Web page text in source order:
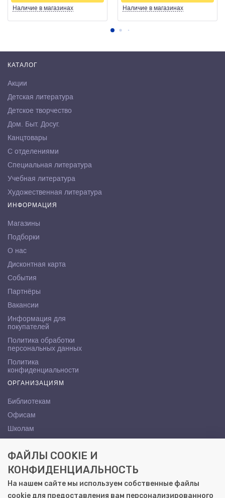
Наличие в магазинах Наличие в магазинах
КАТАЛОГ
Акции
Детская литература
Детское творчество
Дом. Быт. Досуг.
Канцтовары
С отделениями
Специальная литература
Учебная литература
Художественная литература
ИНФОРМАЦИЯ
Магазины
Подборки
О нас
Дисконтная карта
События
Партнёры
Вакансии
Информация для
покупателей
Политика обработки
персональных данных
Политика
конфиденциальности
ОРГАНИЗАЦИЯМ
Библиотекам
Офисам
Школам
КОНТАКТЫ
Саратов, ул. Осипова, 10А
+7 (8452) 72-65-65
ФАЙЛЫ COOKIE И
КОНФИДЕНЦИАЛЬНОСТЬ
На нашем сайте мы используем собственные файлы
cookie для предоставления вам персонализированного